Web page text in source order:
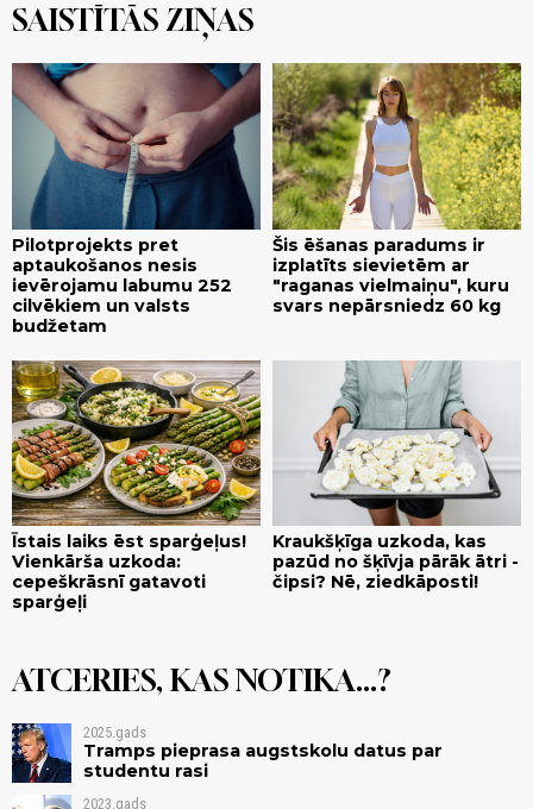
SAISTĪTĀS ZIŅAS
Pilotprojekts pret
aptaukošanos nesis
ievērojamu labumu 252
cilvēkiem un valsts
budžetam
Šis ēšanas paradums ir
izplatīts sievietēm ar
"raganas vielmaiņu", kuru
svars nepārsniedz 60 kg
Īstais laiks ēst sparģeļus!
Vienkārša uzkoda:
cepeškrāsnī gatavoti
sparģeļi
Kraukšķīga uzkoda, kas
pazūd no šķīvja pārāk ātri -
čipsi? Nē, ziedkāposti!
ATCERIES, KAS NOTIKA...?
2025.gads
Tramps pieprasa augstskolu datus par
studentu rasi
2023.gads